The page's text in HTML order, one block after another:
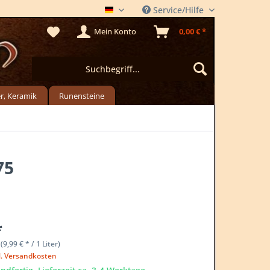
DER METLADENService/Hilfe
Mein Konto 0,00 € *
Keramik Runensteine
€ * / 1 Liter)
Versandkosten